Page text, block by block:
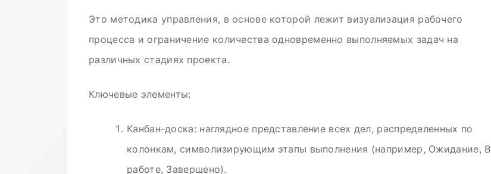
Это методика управления, в основе которой лежит визуализация рабочего
процесса и ограничение количества одновременно выполняемых задач на
различных стадиях проекта.
Ключевые элементы:
Канбан-доска: наглядное представление всех дел, распределенных по
колонкам, символизирующим этапы выполнения (например, Ожидание, В
работе, Завершено).